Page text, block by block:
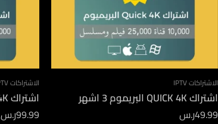
الاشتراكات IPTV
اشتراك QUICK 4K البريموم 3 اشهر
49.99ر.س
الاشتراكات IPTV
اشتراك QUICK 4K البريموم 6 اشهر
99.99ر.س